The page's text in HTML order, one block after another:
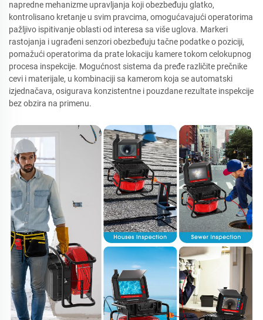
napredne mehanizme upravljanja koji obezbeđuju glatko,
kontrolisano kretanje u svim pravcima, omogućavajući operatorima
pažljivo ispitivanje oblasti od interesa sa više uglova. Markeri
rastojanja i ugrađeni senzori obezbeđuju tačne podatke o poziciji,
pomažući operatorima da prate lokaciju kamere tokom celokupnog
procesa inspekcije. Mogućnost sistema da pređe različite prečnike
cevi i materijale, u kombinaciji sa kamerom koja se automatski
izjednačava, osigurava konzistentne i pouzdane rezultate inspekcije
bez obzira na primenu.